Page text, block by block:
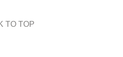
TO TOP